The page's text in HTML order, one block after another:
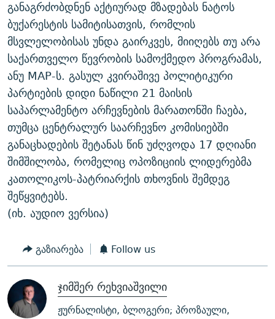
ᲛᲝᲚᲐᲞᲐᲠᲐᲙᲔ ᲢᲔᲥᲡᲢᲔᲑᲘ
ᲨᲘᲜ - ᲣᲪᲮᲝᲔᲗᲨᲘ
ᲚᲘᲢᲔᲠᲐᲢᲣᲠᲣᲚᲘ ᲬᲐᲮᲜᲐᲒᲔᲑᲘ
ᲐᲛᲔᲠᲘᲙᲣᲚᲘ ᲛᲝᲗᲮᲠᲝᲑᲐ
ᲘᲛᲞᲔᲠᲘᲐ ᲓᲐ ᲠᲐᲓᲘᲝ
ᲩᲔᲛᲘ ᲡᲘᲙᲕᲓᲘᲚᲘᲡ ᲛᲘᲖᲔᲖᲘᲐ COVID-19
11 ᲬᲔᲚᲘ - 11 ᲐᲛᲑᲐᲕᲘ
ᲡᲐᲞᲐᲠᲚᲐᲛᲔᲜᲢᲝ ᲐᲠᲩᲔᲕᲜᲔᲑᲘᲡ ᲘᲡᲢᲝᲠᲘᲐ
ᲑᲐᲕᲨᲕᲔᲑᲘ ᲞᲠᲝᲡᲢᲘᲢᲣᲪᲘᲐᲨᲘ - ᲐᲛᲝᲣᲗᲥᲛᲔᲚᲘ ᲐᲛᲑᲐᲕᲘ
5 ᲐᲛᲑᲐᲕᲘ - 20 ᲘᲕᲜᲘᲡᲡ ᲓᲐᲨᲐᲕᲔᲑᲣᲚᲔᲑᲘ
ᲐᲒᲕᲘᲡᲢᲝᲡ ᲝᲛᲘ
ПРИВЕТ ᲙᲣᲚᲢᲣᲠᲐ
ᲒᲐᲛᲝᲘᲬᲔᲠᲔ
რთე/რთ-ის ყველა საიტი
განაგრძობდნენ აქტიურად მზადებას ნატოს
ბუქარესტის სამიტისათვის, რომლის
მსვლელობისას უნდა გაირკვეს, მიიღებს თუ არა
საქართველო წევრობის სამოქმედო პროგრამას,
ანუ MAP-ს. გასულ კვირაშივე პოლიტიკური
პარტიების დიდი ნაწილი 21 მაისის
საპარლამენტო არჩევნების მარათონში ჩაება,
თუმცა ცენტრალურ საარჩევნო კომისიებში
განაცხადების შეტანას წინ უძღვოდა 17 დღიანი
შიმშილობა, რომელიც ოპოზიციის ლიდერებმა
კათოლიკოს-პატრიარქის თხოვნის შემდეგ
შეწყვიტებს.
(იხ. აუდიო ვერსია)
გაზიარება Follow us
ჯიმშერ რეხვიაშვილი
ჟურნალისტი, ბლოგერი; პროზაული,